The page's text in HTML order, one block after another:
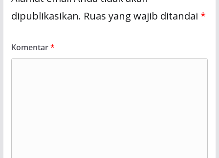
dipublikasikan. Ruas yang wajib ditandai *
Komentar*